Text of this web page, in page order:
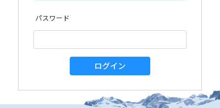
パスワード
ログイン